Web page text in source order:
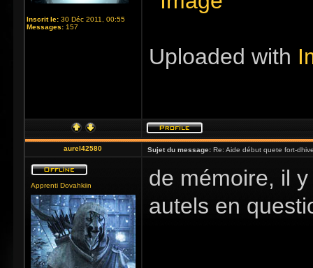
Inscrit le: 30 Déc 2011, 00:55
Messages: 157
Uploaded with
aurel42580 Sujet du message: Re: Aide début quete fort-
Apprenti Dovahkiin
de mémoire, il
autels en